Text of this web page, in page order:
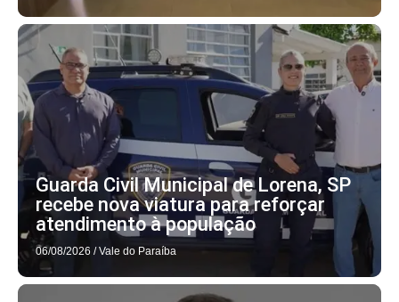
Guarda Civil Municipal de Lorena, SP
recebe nova viatura para reforçar
atendimento à população
06/08/2026 / Vale do Paraíba